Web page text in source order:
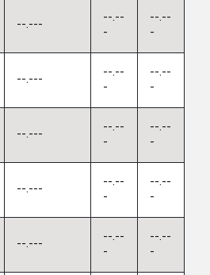
--.---
--.--
-
--.--
-
--.---
--.--
-
--.--
-
--.---
--.--
-
--.--
-
--.---
--.--
-
--.--
-
--.---
--.--
-
--.--
-